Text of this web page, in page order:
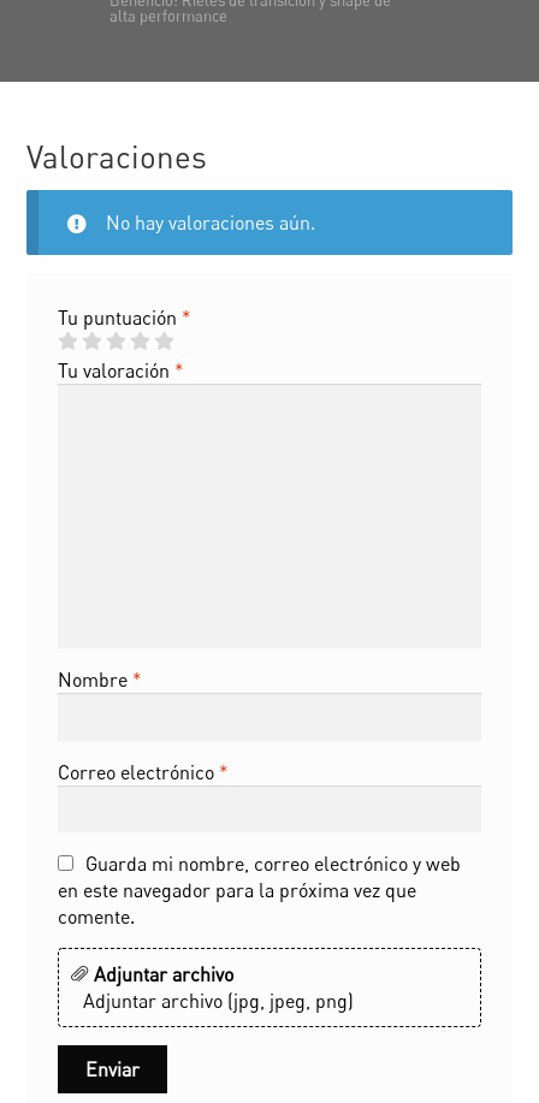
alta performance
Valoraciones
No hay valoraciones aún.
Tu puntuación *
Tu valoración *
Nombre *
Correo electrónico *
Guarda mi nombre, correo electrónico y web
en este navegador para la próxima vez que
comente.
Adjuntar archivo
Adjuntar archivo (jpg, jpeg, png)